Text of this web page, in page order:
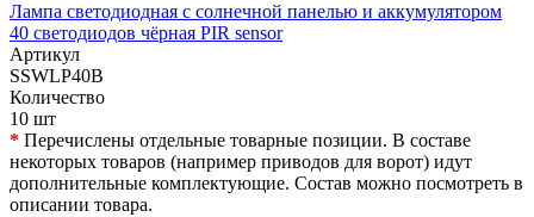
Лампа светодиодная с солнечной панелью и аккумулятором
40 светодиодов чёрная PIR sensor
Артикул
SSWLP40B
Количество
10 шт
* Перечислены отдельные товарные позиции. В составе
некоторых товаров (например приводов для ворот) идут
дополнительные комплектующие. Состав можно посмотреть в
описании товара.